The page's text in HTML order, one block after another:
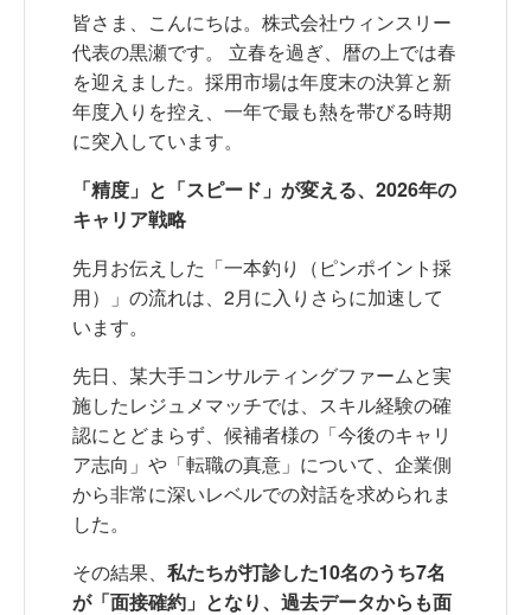
皆さま、こんにちは。株式会社ウィンスリー
代表の黒瀬です。 立春を過ぎ、暦の上では春
を迎えました。採用市場は年度末の決算と新
年度入りを控え、一年で最も熱を帯びる時期
に突入しています。
「精度」と「スピード」が変える、2026年の
キャリア戦略
先月お伝えした「一本釣り（ピンポイント採
用）」の流れは、2月に入りさらに加速して
います。
先日、某大手コンサルティングファームと実
施したレジュメマッチでは、スキル経験の確
認にとどまらず、候補者様の「今後のキャリ
ア志向」や「転職の真意」について、企業側
から非常に深いレベルでの対話を求められま
した。
その結果、 私たちが打診した10名のうち7名
が「面接確約」となり、過去データからも面